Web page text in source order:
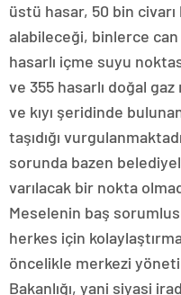
üstü hasar, 50 bin civarı
alabileceği, binlerce
hasarlı içme suyu
ve 355 hasarlı doğal
ve kıyı şeridinde
taşıdığı
sorunda bazen
varılacak bir nokta
Meselenin baş
herkes için
öncelikle merkezi
Bakanlığı, yani siyasi